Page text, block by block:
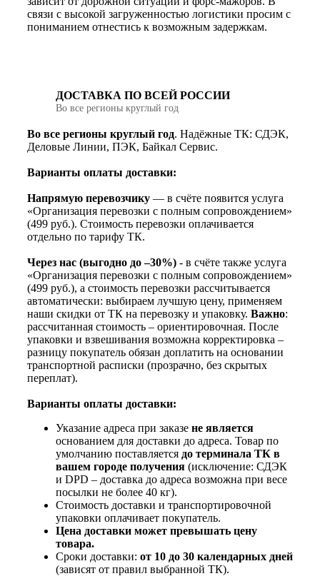
связи с высокой загруженностью логистики просим с
пониманием отнестись к возможным задержкам.
ДОСТАВКА ПО ВСЕЙ РОССИИ
Во все регионы круглый год
Во все регионы круглый год. Надёжные ТК: СДЭК,
Деловые Линии, ПЭК, Байкал Сервис.
Варианты оплаты доставки:
Напрямую перевозчику — в счёте появится услуга
«Организация перевозки с полным сопровождением»
(499 руб.). Стоимость перевозки оплачивается
отдельно по тарифу ТК.
Через нас (выгодно до –30%) - в счёте также услуга
«Организация перевозки с полным сопровождением»
(499 руб.), а стоимость перевозки рассчитывается
автоматически: выбираем лучшую цену, применяем
наши скидки от ТК на перевозку и упаковку. Важно:
рассчитанная стоимость – ориентировочная. После
упаковки и взвешивания возможна корректировка –
разницу покупатель обязан доплатить на основании
транспортной расписки (прозрачно, без скрытых
переплат).
Варианты оплаты доставки:
Указание адреса при заказе не является
основанием для доставки до адреса. Товар по
умолчанию поставляется до терминала ТК в
вашем городе получения (исключение: СДЭК
и DPD – доставка до адреса возможна при весе
посылки не более 40 кг).
Стоимость доставки и транспортировочной
упаковки оплачивает покупатель.
Цена доставки может превышать цену
товара.
Сроки доставки: от 10 до 30 календарных дней
(зависят от правил выбранной ТК).